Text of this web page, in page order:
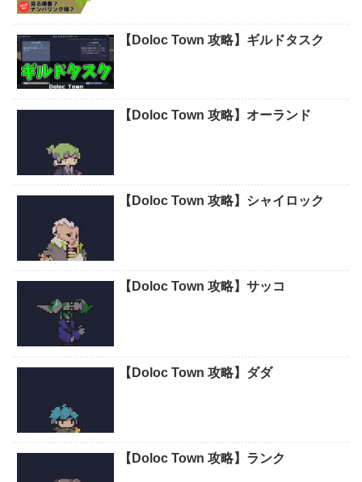
【Doloc Town 攻略】ギルドタスク
【Doloc Town 攻略】オーランド
【Doloc Town 攻略】シャイロック
【Doloc Town 攻略】サッコ
【Doloc Town 攻略】ダダ
【Doloc Town 攻略】ランク